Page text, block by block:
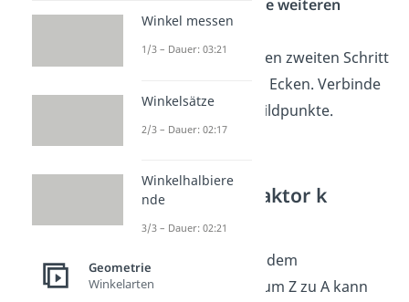
Bestimme alle weiteren
Bildpunkte:
Wiederhole den zweiten Schritt
jetzt mit allen Ecken. Verbinde
danach alle Bildpunkte.
Beachte:
Streckungsfaktor k
anpassen
Der Abstand von dem
Streckungszentrum Z zu A kann
Winkel messen
1/3 – Dauer: 03:21
Winkelsätze
2/3 – Dauer: 02:17
Winkelhalbiere
nde
3/3 – Dauer: 02:21
Geometrie
Winkelarten